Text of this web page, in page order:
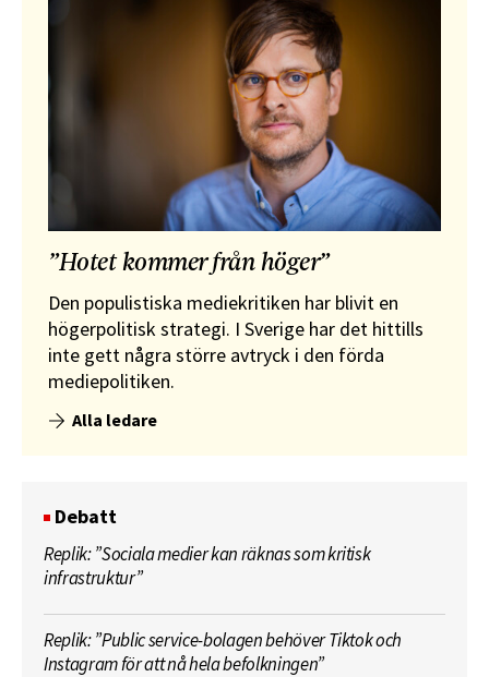
”Hotet kommer från höger”
Den populistiska mediekritiken har blivit en
högerpolitisk strategi. I Sverige har det hittills
inte gett några större avtryck i den förda
mediepolitiken.
Alla ledare
Debatt
Replik: ”Sociala medier kan räknas som kritisk
infrastruktur”
Replik: ”Public service-bolagen behöver Tiktok och
Instagram för att nå hela befolkningen”